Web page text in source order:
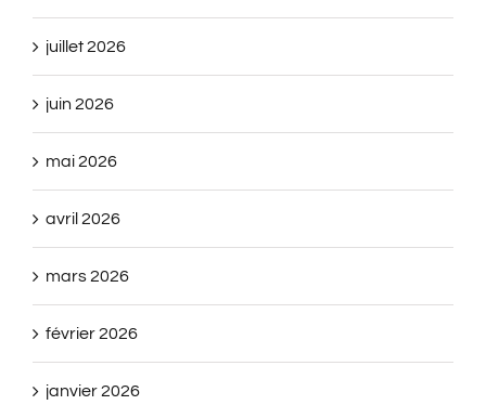
juillet 2026
juin 2026
mai 2026
avril 2026
mars 2026
février 2026
janvier 2026